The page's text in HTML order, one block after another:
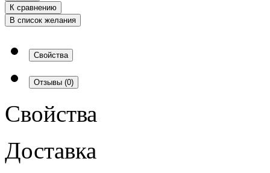
К сравнению
В список желания
Свойства
Отзывы (0)
Свойства
Доставка